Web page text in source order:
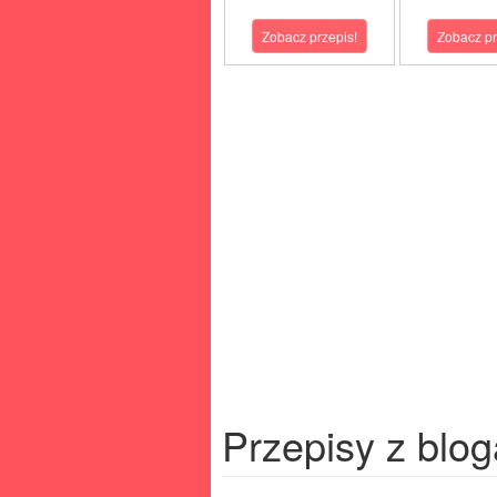
Zobacz przepis! Zobacz
Przepisy z